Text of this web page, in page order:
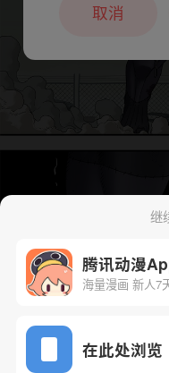
下一话
继
腾讯动漫
海量漫画 新人7
在此处浏览
取消